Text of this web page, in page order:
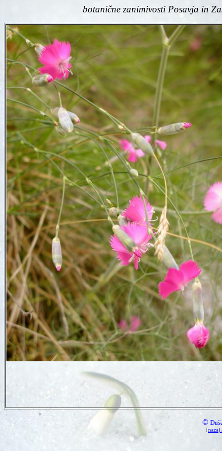
botanične zanimivosti Posavja in
©
[nazaj